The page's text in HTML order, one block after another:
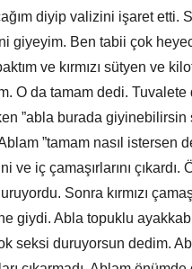
diyip valizini işaret etti.
giyeyim. Ben tabii çok
ve kırmızı sütyen ve
O da tamam dedi. Tuvalete
”abla burada giyinebilirsin
”tamam nasıl istersen
ve iç çamaşırlarını çıkardı.
Sonra kırmızı
giydi. Abla topuklu
seksi duruyorsun dedim.